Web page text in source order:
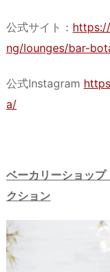
公式サイト：
ng/lounges/bar-
公式Instagram
a/
ベーカリーショッ
クション